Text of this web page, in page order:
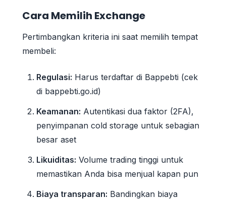
Cara Memilih Exchange
Pertimbangkan kriteria ini saat memilih tempat
membeli:
Regulasi: Harus terdaftar di Bappebti (cek
di bappebti.go.id)
Keamanan: Autentikasi dua faktor (2FA),
penyimpanan cold storage untuk sebagian
besar aset
Likuiditas: Volume trading tinggi untuk
memastikan Anda bisa menjual kapan pun
Biaya transparan: Bandingkan biaya